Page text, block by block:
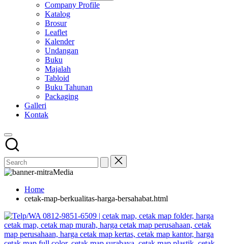
Company Profile
Katalog
Brosur
Leaflet
Kalender
Undangan
Buku
Majalah
Tabloid
Buku Tahunan
Packaging
Galleri
Kontak
Home
cetak-map-berkualitas-harga-bersahabat.html